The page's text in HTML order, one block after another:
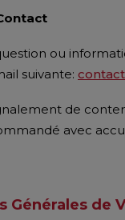
ou
suivante:
de
avec
Générales de